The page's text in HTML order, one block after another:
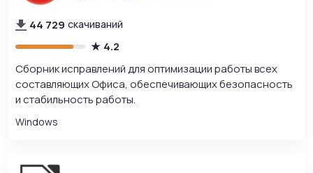
44 729 скачиваний
4.2
Сборник исправлений для оптимизации работы всех
составляющих Офиса, обеспечивающих безопасность
и стабильность работы.
Windows